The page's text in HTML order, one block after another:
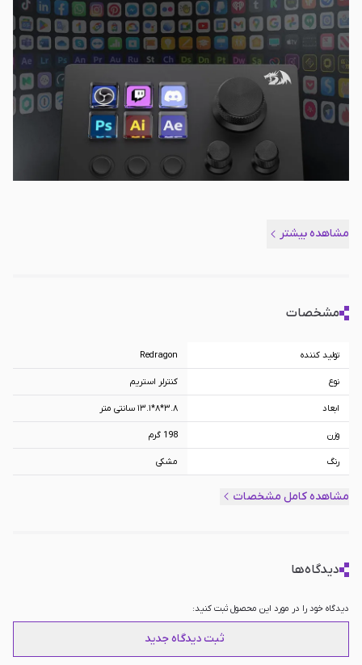
مشاهده بیشتر
مشخصات
تولید کننده Redragon
نوع کنترلر استریم
ابعاد ۳.۸*۸*۱۳.۱ سانتی متر
وزن 198 گرم
رنگ مشکی
مشاهده کامل مشخصات
دیدگاه‌ها
دیدگاه خود را در مورد این محصول ثبت کنید:
ثبت دیدگاه جدید